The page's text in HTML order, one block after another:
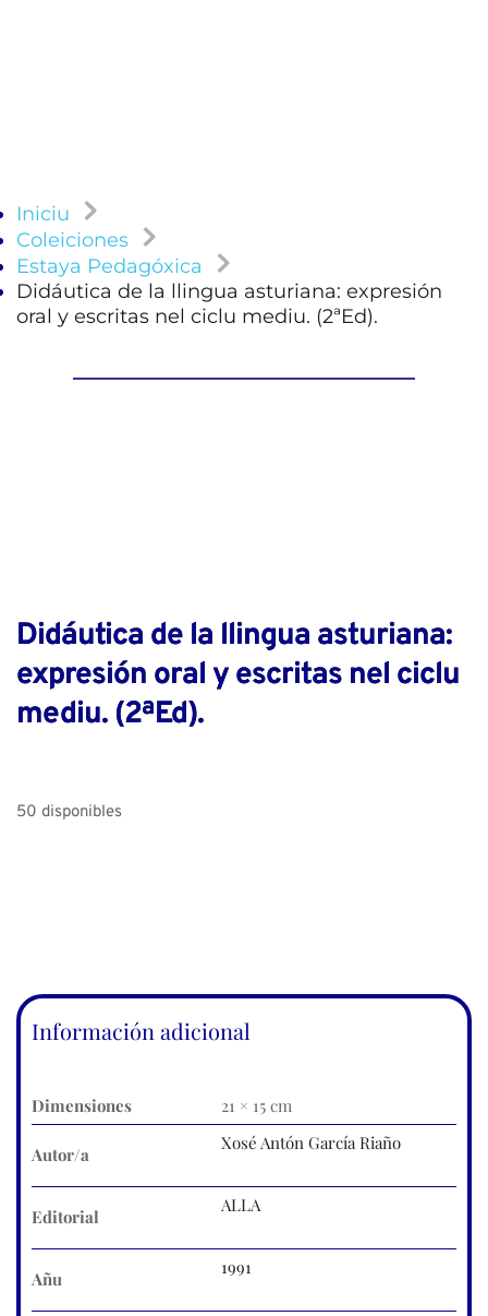
Iniciu
Coleiciones
Estaya Pedagóxica
Didáutica de la llingua asturiana: expresión
oral y escritas nel ciclu mediu. (2ªEd).
Didáutica de la llingua asturiana:
expresión oral y escritas nel ciclu
mediu. (2ªEd).
50 disponibles
Información adicional
Dimensiones 21 × 15 cm
Autor/a
Xosé Antón García Riaño
Editorial
ALLA
Añu
1991